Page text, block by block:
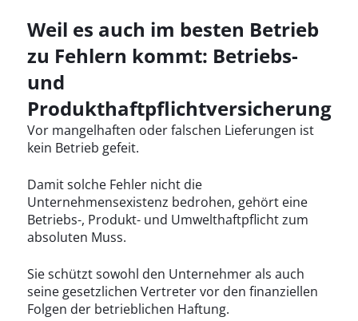
Weil es auch im besten Betrieb
zu Fehlern kommt: Betriebs-
und
Produkthaftpflichtversicherung
Vor mangelhaften oder falschen Lieferungen ist
kein Betrieb gefeit.
Damit solche Fehler nicht die
Unternehmensexistenz bedrohen, gehört eine
Betriebs-, Produkt- und Umwelthaftpflicht zum
absoluten Muss.
Sie schützt sowohl den Unternehmer als auch
seine gesetzlichen Vertreter vor den finanziellen
Folgen der betrieblichen Haftung.